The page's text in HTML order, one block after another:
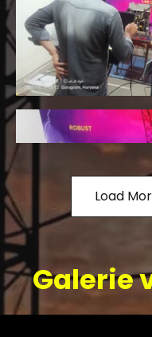
Load
Galerie